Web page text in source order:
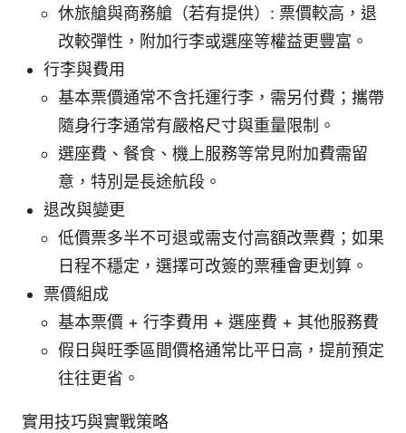
休旅艙與商務艙（若有提供）: 票價較高，退
改較彈性，附加行李或選座等權益更豐富。
行李與費用
基本票價通常不含托運行李，需另付費；攜帶
隨身行李通常有嚴格尺寸與重量限制。
選座費、餐食、機上服務等常見附加費需留
意，特別是長途航段。
退改與變更
低價票多半不可退或需支付高額改票費；如果
日程不穩定，選擇可改簽的票種會更划算。
票價組成
基本票價 + 行李費用 + 選座費 + 其他服務費
假日與旺季區間價格通常比平日高，提前預定
往往更省。
實用技巧與實戰策略